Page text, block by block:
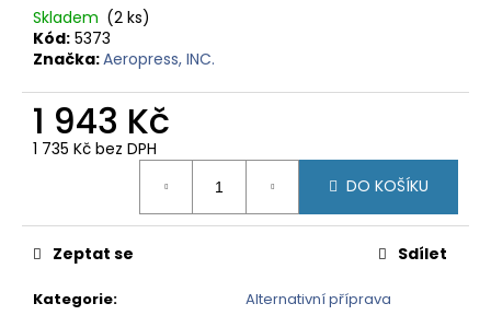
Skladem (2 ks)
Kód: 5373
Značka:Aeropress, INC.
1 943 Kč
1 735 Kč bez DPH
DO KOŠÍKU
Kategorie: Alternativní příprava
Zeptat se Sdílet
D
o
p
o
č
e
m